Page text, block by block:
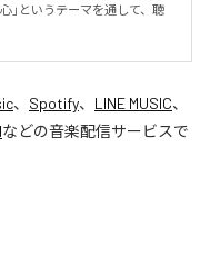
」というテーマを通して、聴
、 Spotify、 LINE MUSIC、
などの音楽配信サービスで